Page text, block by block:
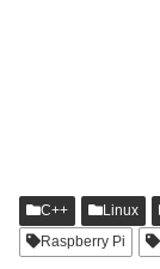
C++ Linux
Raspberry Pi